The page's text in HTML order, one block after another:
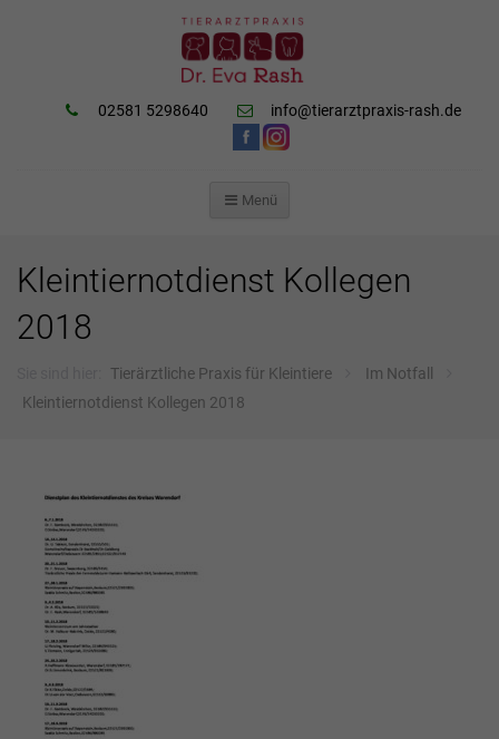
02581 5298640 info@tierarztpraxis-rash.de
Menü
SPRINGEN
Kleintiernotdienst Kollegen
2018
Tierärztliche Praxis für Kleintiere
Im Notfall
Kleintiernotdienst Kollegen 2018